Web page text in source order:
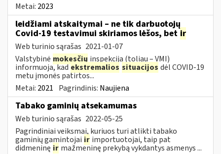
Metai: 2023
leidžiami atskaitymai – ne tik darbuotojų
Covid-19 testavimui skiriamos lėšos, bet ir
Web turinio sąrašas 2021-01-07
Valstybinė mokesčių inspekcija (toliau – VMI)
informuoja, kadekstremalios situacijos dėl COVID-19
metu įmonės patirtos...
Metai: 2021 Pagrindinis: Naujiena
Tabako gaminių atsekamumas
Web turinio sąrašas 2022-05-25
Pagrindiniai veiksmai, kuriuos turi atlikti tabako
gaminių gamintojai ir importuotojai, taip pat
didmeninę ir mažmeninę prekybą vykdantys asmenys ...